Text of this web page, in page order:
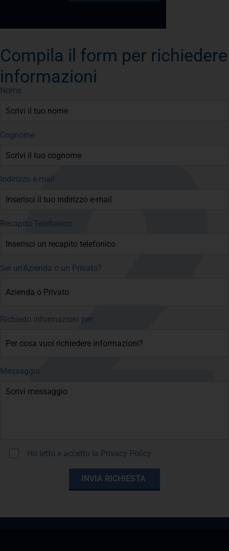
Compila il form per richiedere
informazioni
Nome
Cognome
Indirizzo e-mail
Recapito Telefonico
Sei un'Azienda o un Privato?
Richiedo informazioni per:
Messaggio
Ho letto e accetto la Privacy Policy